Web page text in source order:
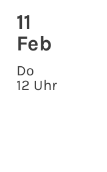
11
Feb
Do
12 Uhr